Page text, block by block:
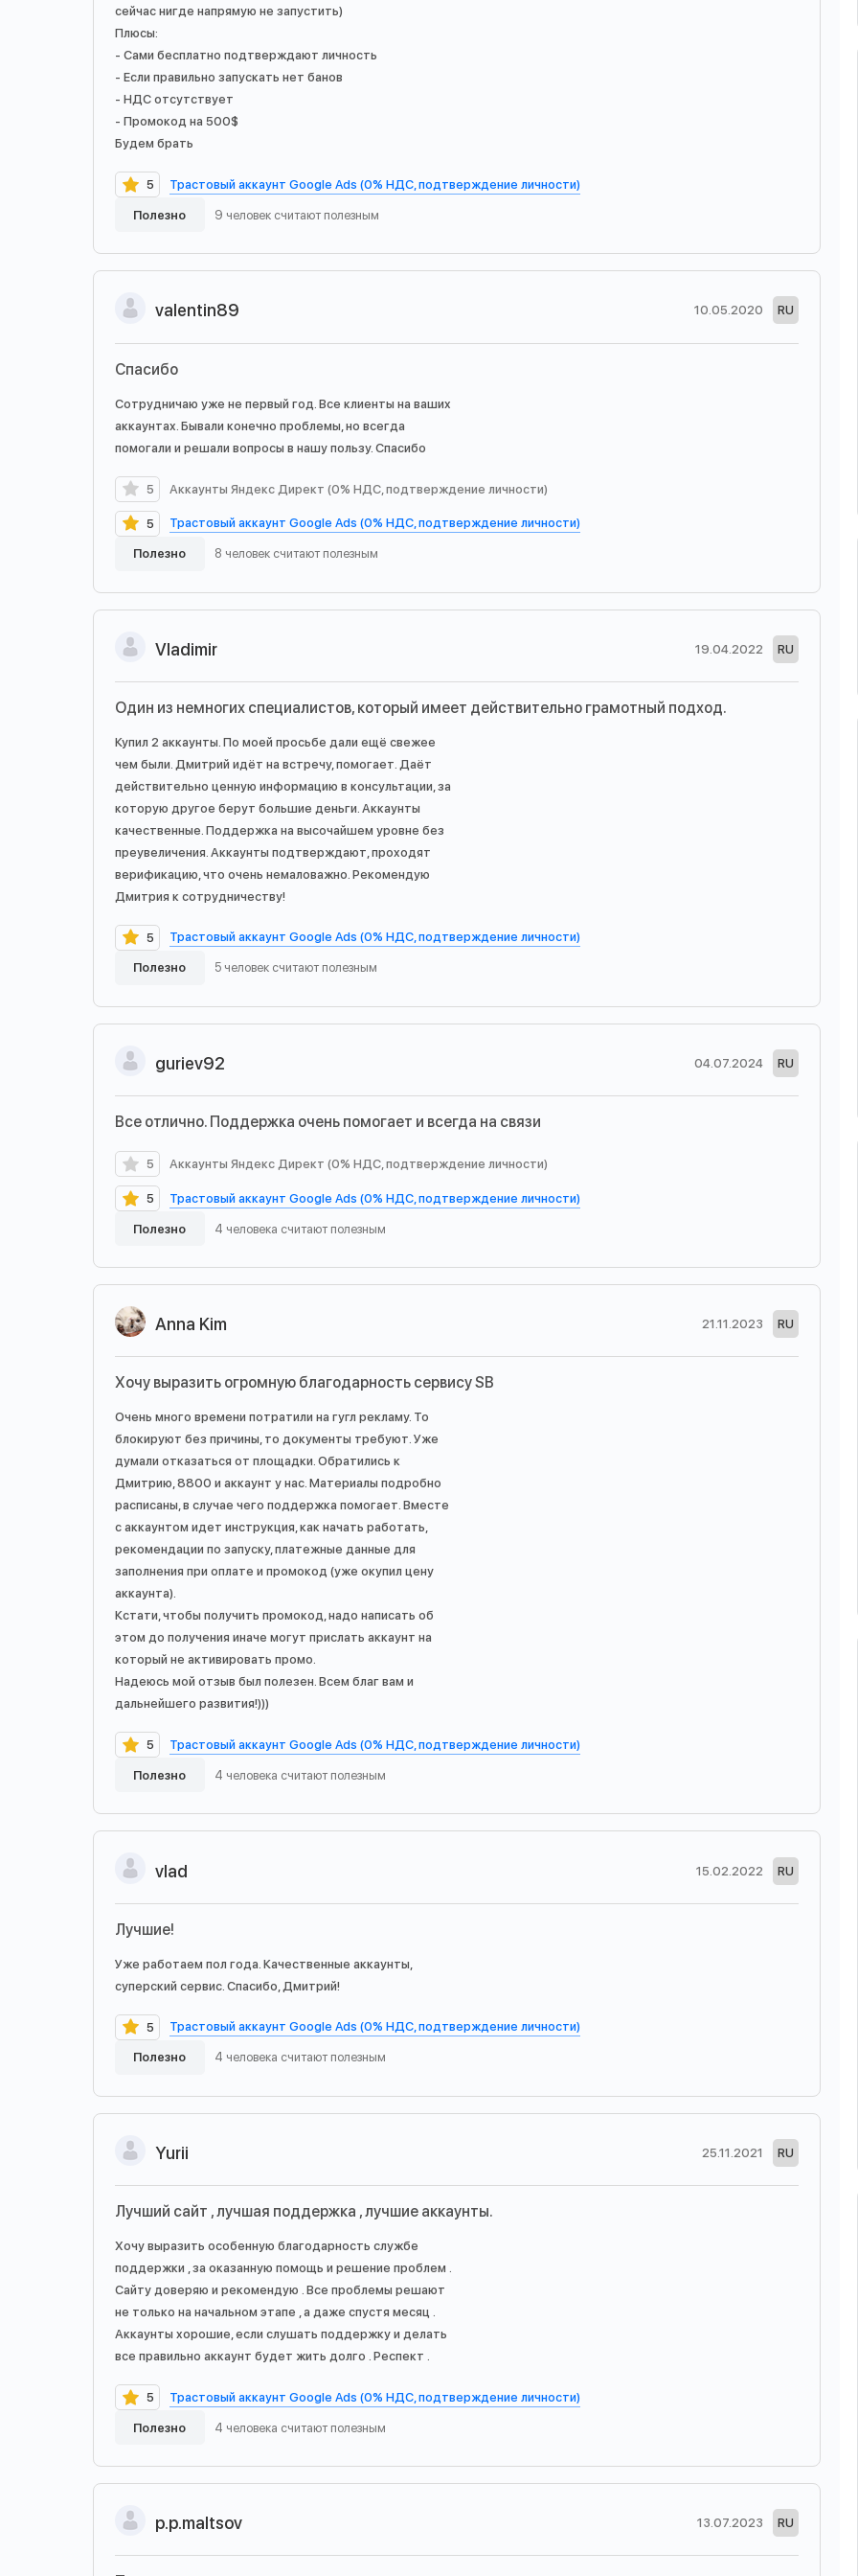
сейчас нигде напрямую не запустить)
Плюсы:
- Сами бесплатно подтверждают личность
- Если правильно запускать нет банов
- НДС отсутствует
- Промокод на 500$
Будем брать
5 Трастовый аккаунт Google Ads (0% НДС, подтверждение личности)
Полезно 9 человек считают полезным
valentin89 10.05.2020 RU
Спасибо
Сотрудничаю уже не первый год. Все клиенты на ваших
аккаунтах. Бывали конечно проблемы, но всегда
помогали и решали вопросы в нашу пользу. Спасибо
5 Аккаунты Яндекс Директ (0% НДС, подтверждение личности)
5 Трастовый аккаунт Google Ads (0% НДС, подтверждение личности)
Полезно 8 человек считают полезным
Vladimir 19.04.2022 RU
Один из немногих специалистов, который имеет действительно грамотный подход.
Купил 2 аккаунты. По моей просьбе дали ещё свежее
чем были. Дмитрий идёт на встречу, помогает. Даёт
действительно ценную информацию в консультации, за
которую другое берут большие деньги. Аккаунты
качественные. Поддержка на высочайшем уровне без
преувеличения. Аккаунты подтверждают, проходят
верификацию, что очень немаловажно. Рекомендую
Дмитрия к сотрудничеству!
5 Трастовый аккаунт Google Ads (0% НДС, подтверждение личности)
Полезно 5 человек считают полезным
guriev92 04.07.2024 RU
Все отлично. Поддержка очень помогает и всегда на связи
5 Аккаунты Яндекс Директ (0% НДС, подтверждение личности)
5 Трастовый аккаунт Google Ads (0% НДС, подтверждение личности)
Полезно 4 человека считают полезным
Anna Kim 21.11.2023 RU
Хочу выразить огромную благодарность сервису SB
Очень много времени потратили на гугл рекламу. То
блокируют без причины, то документы требуют. Уже
думали отказаться от площадки. Обратились к
Дмитрию, 8800 и аккаунт у нас. Материалы подробно
расписаны, в случае чего поддержка помогает. Вместе
с аккаунтом идет инструкция, как начать работать,
рекомендации по запуску, платежные данные для
заполнения при оплате и промокод (уже окупил цену
аккаунта).
Кстати, чтобы получить промокод, надо написать об
этом до получения иначе могут прислать аккаунт на
который не активировать промо.
Надеюсь мой отзыв был полезен. Всем благ вам и
дальнейшего развития!)))
5 Трастовый аккаунт Google Ads (0% НДС, подтверждение личности)
Полезно 4 человека считают полезным
vlad 15.02.2022 RU
Лучшие!
Уже работаем пол года. Качественные аккаунты,
суперский сервис. Спасибо, Дмитрий!
5 Трастовый аккаунт Google Ads (0% НДС, подтверждение личности)
Полезно 4 человека считают полезным
Yurii 25.11.2021 RU
Лучший сайт , лучшая поддержка , лучшие аккаунты.
Хочу выразить особенную благодарность службе
поддержки , за оказанную помощь и решение проблем .
Сайту доверяю и рекомендую . Все проблемы решают
не только на начальном этапе , а даже спустя месяц .
Аккаунты хорошие, если слушать поддержку и делать
все правильно аккаунт будет жить долго . Респект .
5 Трастовый аккаунт Google Ads (0% НДС, подтверждение личности)
Полезно 4 человека считают полезным
p.p.maltsov 13.07.2023 RU